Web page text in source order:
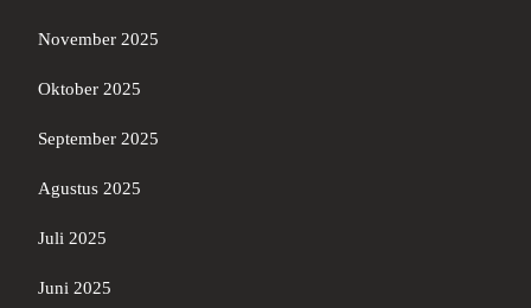
November 2025
Oktober 2025
September 2025
Agustus 2025
Juli 2025
Juni 2025